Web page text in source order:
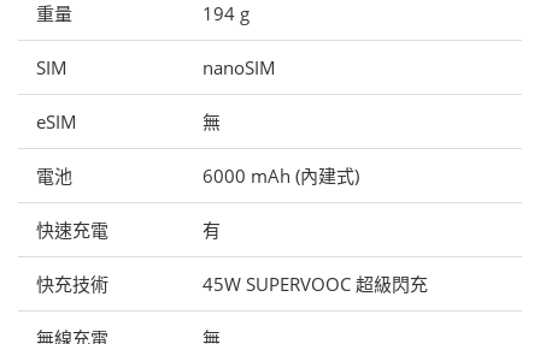
重量 194 g
SIM nanoSIM
eSIM 無
電池 6000 mAh (內建式)
快速充電 有
快充技術 45W SUPERVOOC 超級閃充
無線充電 無